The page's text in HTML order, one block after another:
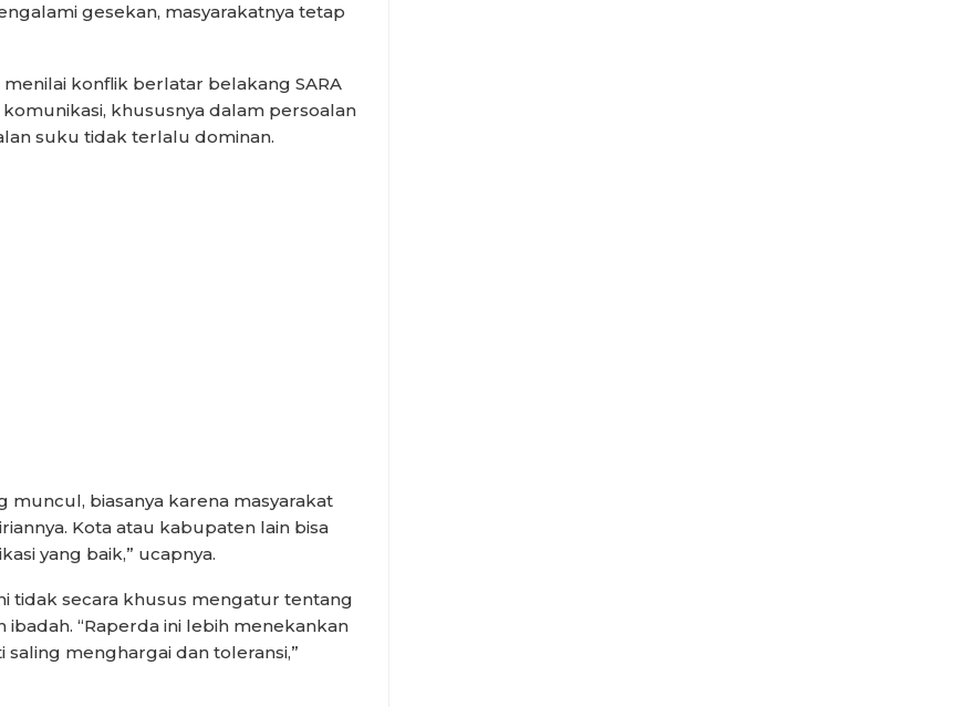
gesekan, masyarakatnya tetap
konflik berlatar belakang SARA
khususnya dalam persoalan
suku tidak terlalu dominan.
muncul, biasanya karena masyarakat
Kota atau kabupaten lain bisa
yang baik,” ucapnya.
tidak secara khusus mengatur tentang
“Raperda ini lebih menekankan
menghargai dan toleransi,”